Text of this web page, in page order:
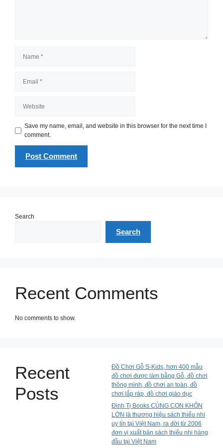
Save my name, email, and website in this browser for the next time I
comment.
Search
Search
Recent Comments
No comments to show.
Recent
Posts
Đồ Chơi Gỗ S-Kids, hơn 400 mẫu
đồ chơi được làm bằng Gỗ, đồ chơi
thông minh, đồ chơi an toàn, đồ
chơi lắp ráp, đồ chơi giáo dục
Đinh Tị Books CÙNG CON KHÔN
LỚN là thương hiệu sách thiếu nhi
uy tín tại Việt Nam, ra đời từ 2006
đơn vị xuất bản sách thiếu nhi hàng
đầu tại Việt Nam